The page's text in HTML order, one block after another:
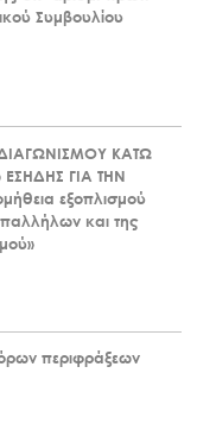
Συμβουλίου
ΚΑΤΩ
ΕΣΗΔΗΣ ΓΙΑ ΤΗΝ
εξοπλισμού
και της
περιφράξεων